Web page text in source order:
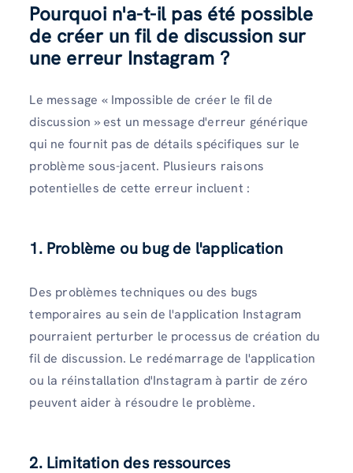
Pourquoi n'a-t-il pas été possible
de créer un fil de discussion sur
une erreur Instagram ?
Le message « Impossible de créer le fil de
discussion » est un message d'erreur générique
qui ne fournit pas de détails spécifiques sur le
problème sous-jacent. Plusieurs raisons
potentielles de cette erreur incluent :
1. Problème ou bug de l'application
Des problèmes techniques ou des bugs
temporaires au sein de l'application Instagram
pourraient perturber le processus de création du
fil de discussion. Le redémarrage de l'application
ou la réinstallation d'Instagram à partir de zéro
peuvent aider à résoudre le problème.
2. Limitation des ressources